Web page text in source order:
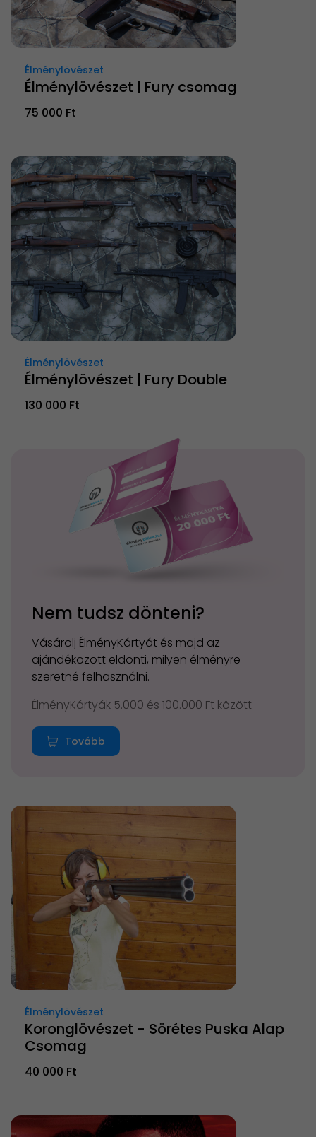
Élménylövészet
Élménylövészet | Fury csomag
75 000 Ft
Élménylövészet
Élménylövészet | Fury Double
130 000 Ft
Nem tudsz dönteni?
Vásárolj ÉlményKártyát és majd az
ajándékozott eldönti, milyen élményre
szeretné felhasználni.
ÉlményKártyák 5.000 és 100.000 Ft között
Tovább
Élménylövészet
Koronglövészet - Sörétes Puska Alap
Csomag
40 000 Ft